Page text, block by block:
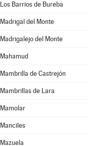
Los Barrios de Bureba
Madrigal del Monte
Madrigalejo del Monte
Mahamud
Mambrilla de Castrejón
Mambrillas de Lara
Mamolar
Manciles
Mazuela